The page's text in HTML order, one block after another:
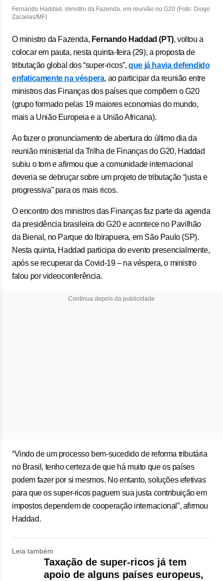
Fernando Haddad, ministro da Fazenda, em reunião no G20 (Foto: Diogo
Zacarias/MF)
O ministro da Fazenda, Fernando Haddad (PT), voltou a
colocar em pauta, nesta quinta-feira (29), a proposta de
tributação global dos “super-ricos”,que já havia defendido
enfaticamente na véspera, ao participar da reunião entre
ministros das Finanças dos países que compõem o G20
(grupo formado pelas 19 maiores economias do mundo,
mais a União Europeia e a União Africana).
Ao fazer o pronunciamento de abertura do último dia da
reunião ministerial da Trilha de Finanças do G20, Haddad
subiu o tom e afirmou que a comunidade internacional
deveria se debruçar sobre um projeto de tributação “justa e
progressiva” para os mais ricos.
O encontro dos ministros das Finanças faz parte da agenda
da presidência brasileira do G20 e acontece no Pavilhão
da Bienal, no Parque do Ibirapuera, em São Paulo (SP).
Nesta quinta, Haddad participa do evento presencialmente,
após se recuperar da Covid-19 – na véspera, o ministro
falou por videoconferência.
Continua depois da publicidade
“Vindo de um processo bem-sucedido de reforma tributária
no Brasil, tenho certeza de que há muito que os países
podem fazer por si mesmos. No entanto, soluções efetivas
para que os super-ricos paguem sua justa contribuição em
impostos dependem de cooperação internacional”, afirmou
Haddad.
Leia também
Taxação de super-ricos já tem
apoio de alguns países europeus,